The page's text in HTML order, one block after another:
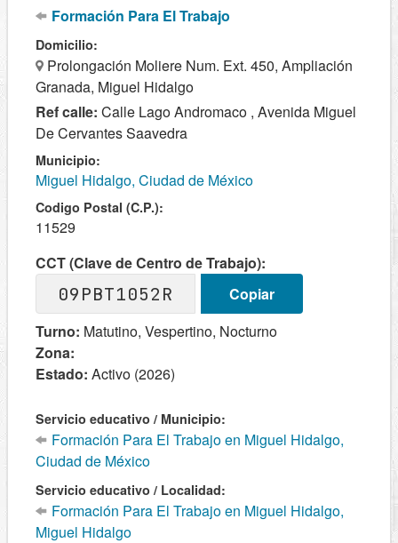
Formación Para El Trabajo
Domicilio:
Prolongación Moliere Num. Ext. 450, Ampliación
Granada, Miguel Hidalgo
Ref calle: Calle Lago Andromaco , Avenida Miguel
De Cervantes Saavedra
Municipio:
Miguel Hidalgo, Ciudad de México
Codigo Postal (C.P.):
11529
CCT (Clave de Centro de Trabajo):
09PBT1052R
Copiar
Turno: Matutino, Vespertino, Nocturno
Zona:
Estado: Activo (2026)
Servicio educativo / Municipio:
Formación Para El Trabajo en Miguel Hidalgo,
Ciudad de México
Servicio educativo / Localidad:
Formación Para El Trabajo en Miguel Hidalgo,
Miguel Hidalgo